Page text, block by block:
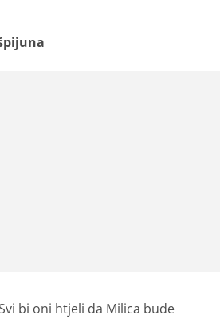
Svi bi oni htjeli da Milica bude